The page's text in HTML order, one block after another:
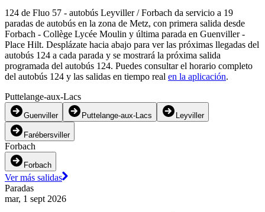
124 de Fluo 57 - autobús Leyviller / Forbach da servicio a 19
paradas de autobús en la zona de Metz, con primera salida desde
Forbach - Collège Lycée Moulin y última parada en Guenviller -
Place Hilt. Desplázate hacia abajo para ver las próximas llegadas del
autobús 124 a cada parada y se mostrará la próxima salida
programada del autobús 124. Puedes consultar el horario completo
del autobús 124 y las salidas en tiempo real en la aplicación.
Puttelange-aux-Lacs
Guenviller Puttelange-aux-Lacs Leyviller
Farébersviller
Forbach
Forbach
Ver más salidas
Paradas
mar, 1 sept 2026